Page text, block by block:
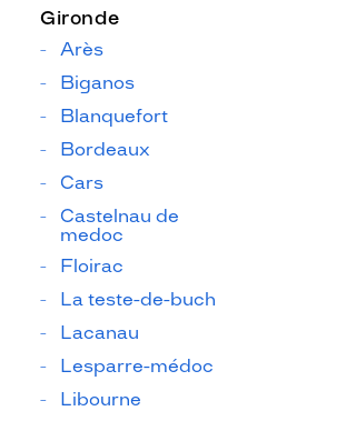
Gironde
Arès
Biganos
Blanquefort
Bordeaux
Cars
Castelnau de
medoc
Floirac
La teste-de-buch
Lacanau
Lesparre-médoc
Libourne